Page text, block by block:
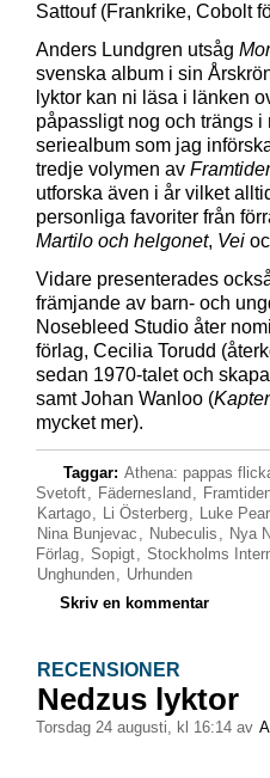
Sattouf (Frankrike, Cobolt
Anders Lundgren utsåg
svenska album i sin
lyktor kan ni läsa i länken
påpassligt nog och trängs
seriealbum som jag
tredje volymen av
utforska även i år vilket
personliga favoriter från
Martilo och helgonet, Vei
Vidare presenterades
främjande av barn- och
Nosebleed Studio åter
förlag, Cecilia Torudd
sedan 1970-talet och
samt Johan Wanloo (
mycket mer).
Taggar: Athena: pappas
Svetoft, Fädernesland ,
Kartago, Li Österberg, Luke
Nina Bunjevac , Nubeculis , Nya
Förlag, Sopigt, Stockholms
Unghunden, Urhunden
Skriv en kommentar
RECENSIONER
Nedzus lyktor
torsdag 24 augusti, kl 16:14 av